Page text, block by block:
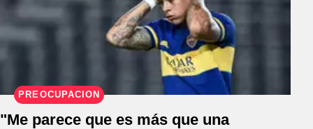
PREOCUPACIÓN
"Me parece que es más que una